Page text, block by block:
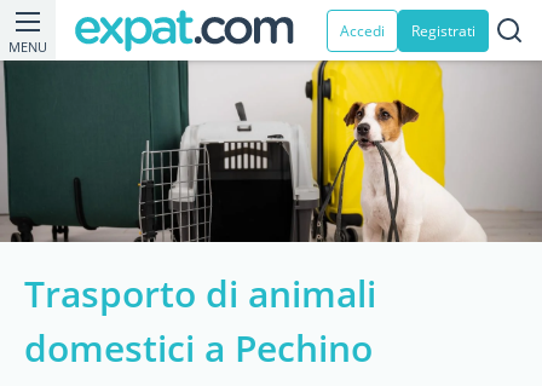
MENU
Accedi Registrati
Trasporto di animali
domestici a Pechino